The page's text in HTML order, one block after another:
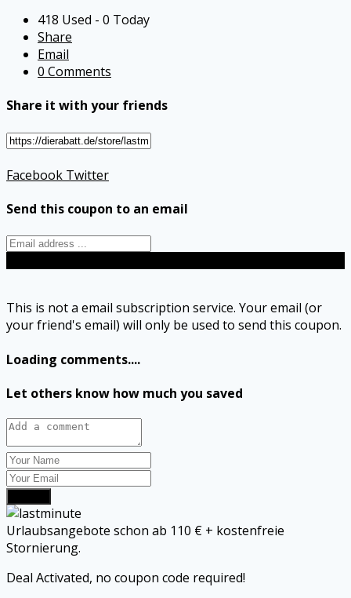
418 Used - 0 Today
Share
Email
0 Comments
Share it with your friends
Facebook Twitter
Send this coupon to an email
This is not a email subscription service. Your email (or
your friend's email) will only be used to send this coupon.
Loading comments....
Let others know how much you saved
Urlaubsangebote schon ab 110 € + kostenfreie
Stornierung.
Deal Activated, no coupon code required!